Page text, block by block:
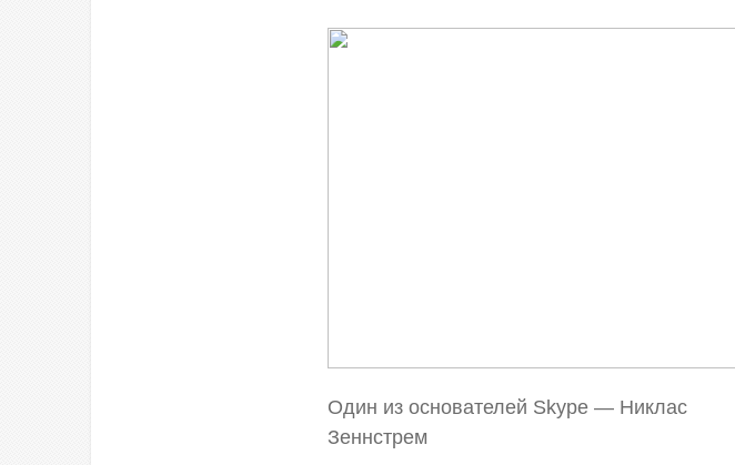
Один из основателей Skype — Никлас
Зеннстрем